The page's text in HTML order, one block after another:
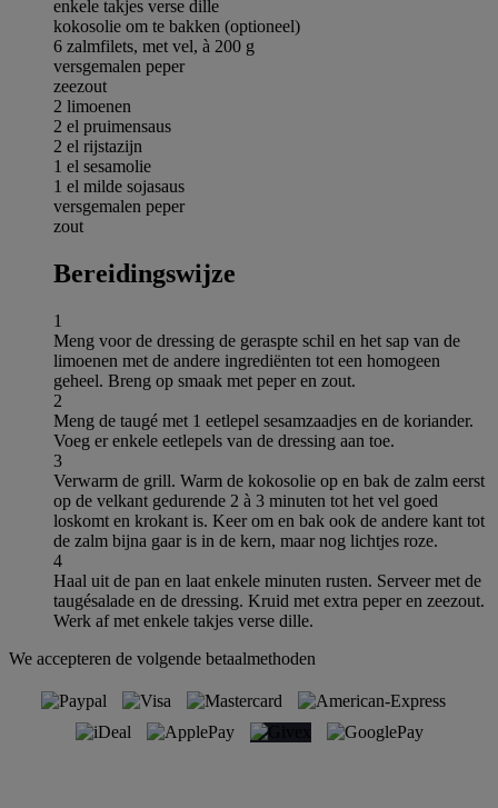
enkele takjes verse dille
kokosolie om te bakken (optioneel)
6 zalmfilets, met vel, à 200 g
versgemalen peper
zeezout
2 limoenen
2 el pruimensaus
2 el rijstazijn
1 el sesamolie
1 el milde sojasaus
versgemalen peper
zout
Bereidingswijze
1
Meng voor de dressing de geraspte schil en het sap van de
limoenen met de andere ingrediënten tot een homogeen
geheel. Breng op smaak met peper en zout.
2
Meng de taugé met 1 eetlepel sesamzaadjes en de koriander.
Voeg er enkele eetlepels van de dressing aan toe.
3
Verwarm de grill. Warm de kokosolie op en bak de zalm eerst
op de velkant gedurende 2 à 3 minuten tot het vel goed
loskomt en krokant is. Keer om en bak ook de andere kant tot
de zalm bijna gaar is in de kern, maar nog lichtjes roze.
4
Haal uit de pan en laat enkele minuten rusten. Serveer met de
taugésalade en de dressing. Kruid met extra peper en zeezout.
Werk af met enkele takjes verse dille.
We accepteren de volgende betaalmethoden